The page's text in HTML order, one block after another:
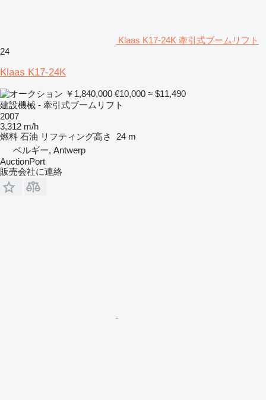
Klaas K17-24K 牽引式ブームリフト
24
Klaas K17-24K
￥1,840,000 €10,000 ≈ $11,490
建設機械 - 牽引式ブームリフト
2007
3,312 m/h
燃料 石油 リフティング高さ
24 m
ベルギー, Antwerp
AuctionPort
販売会社に連絡